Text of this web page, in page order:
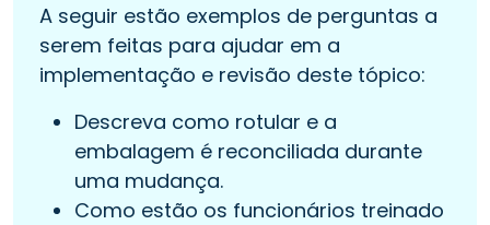
A seguir estão exemplos de perguntas a
serem feitas para ajudar em a
implementação e revisão deste tópico:
Descreva como rotular e a
embalagem é reconciliada durante
uma mudança.
Como estão os funcionários treinado